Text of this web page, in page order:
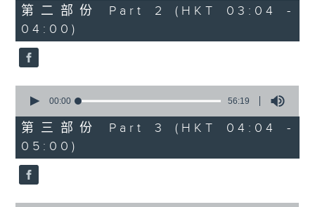
56
minutes,
20
seconds
第二部份 Part 2 (HKT 03:04 -
04:00)
seconds
56
minutes,
19
seconds
00:00 56:19
第三部份 Part 3 (HKT 04:04 -
05:00)